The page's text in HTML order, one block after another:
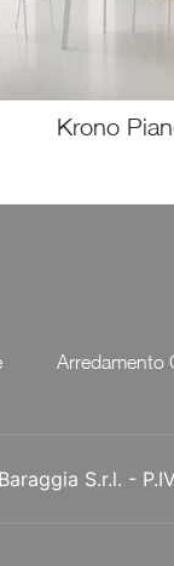
Krono
Arredamento
S.r.l. -